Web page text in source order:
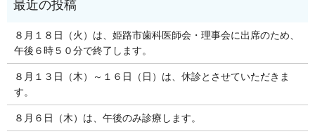
８月１８日（火）は、姫路市歯科医師会・理事会に出席のため、
午後６時５０分で終了します。
８月１３日（木）～１６日（日）は、休診とさせていただきま
す。
８月６日（木）は、午後のみ診療します。